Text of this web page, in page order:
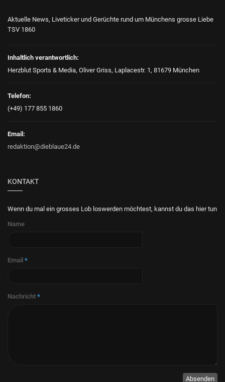
Aktuelle News, Liveticker und Gerüchte rund um Münchens grosse Liebe
TSV 1860
Inhaltlich verantwortlich:
Herzblut Sports & Media, Oliver Griss, Laplacestr. 1, 81679 München
Telefon:
(+49) 177 855 1860
Email:
redaktion@dieblaue24.de
KONTAKT
Wenn du mal ein grosses Lob loswerden möchtest, kannst du das hier tun
Name
Email *
Nachricht *
Absenden